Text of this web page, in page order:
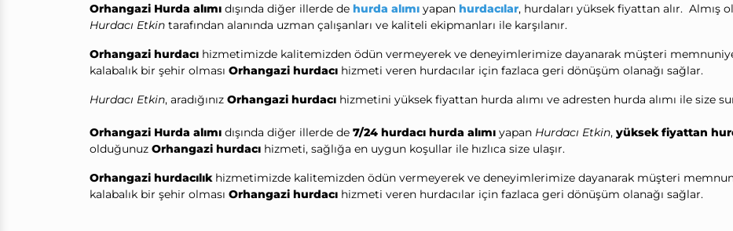
Orhangazi Hurda alımı dışında diğer illerde de hurda alımı yapan hurdacılar, hurdaları yüksek fiyattan alır. Almış
Hurdacı Etkin tarafından alanında uzman çalışanları ve kaliteli ekipmanları ile karşılanır.
Orhangazi hurdacı hizmetimizde kalitemizden ödün vermeyerek ve deneyimlerimize dayanarak müşteri
kalabalık bir şehir olması Orhangazi hurdacı hizmeti veren hurdacılar için fazlaca geri dönüşüm olanağı sağlar.
Hurdacı Etkin, aradığınız Orhangazi hurdacı hizmetini yüksek fiyattan hurda alımı ve adresten hurda alımı ile size
Orhangazi Hurda alımı dışında diğer illerde de 7/24 hurdacı hurda alımı yapan Hurdacı Etkin, yüksek fiyattan
olduğunuz Orhangazi hurdacı hizmeti, sağlığa en uygun koşullar ile hızlıca size ulaşır.
Orhangazi hurdacılıkhizmetimizde kalitemizden ödün vermeyerek ve deneyimlerimize dayanarak müşteri
kalabalık bir şehir olması Orhangazi hurdacı hizmeti veren hurdacılar için fazlaca geri dönüşüm olanağı sağlar.